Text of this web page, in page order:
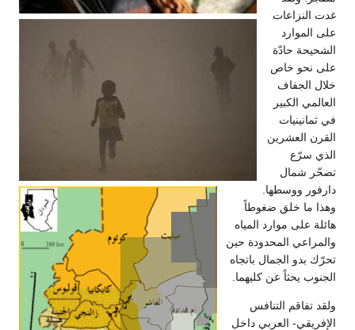
غدت النزاعات
على الموارد
الشحيحة حادّة
على نحو خاص
خلال الجفاف
العالمي الكبير
في ثمانينيات
القرن العشرين
الذي سرّع
تصحّر شمال
دارفور ووسطها.
وهذا ما خلق ضغوطاً
هائلة على موارد المياه
والمراعي المحدودة حين
تحرّك بدو الجمال باتجاه
الجنوب يحثاً عن كليهما.
ولقد تفاقم التنافس
الإفريقي- العربي داخل